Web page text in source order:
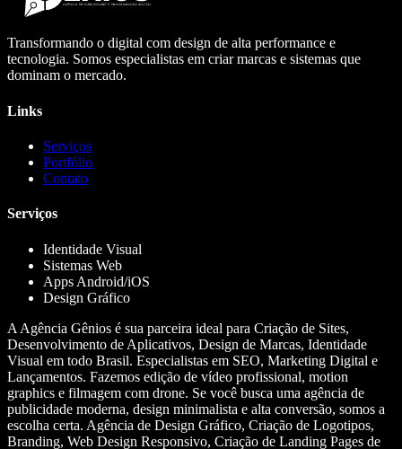
Transformando o digital com design de alta performance e
tecnologia. Somos especialistas em criar marcas e sistemas que
dominam o mercado.
Links
Serviços
Portfólio
Contato
Serviços
Identidade Visual
Sistemas Web
Apps Android/iOS
Design Gráfico
A Agência Gênios é sua parceira ideal para Criação de Sites,
Desenvolvimento de Aplicativos, Design de Marcas, Identidade
Visual em todo Brasil. Especialistas em SEO, Marketing Digital e
Lançamentos. Fazemos edição de vídeo profissional, motion
graphics e filmagem com drone. Se você busca uma agência de
publicidade moderna, design minimalista e alta conversão, somos a
escolha certa. Agência de Design Gráfico, Criação de Logotipos,
Branding, Web Design Responsivo, Criação de Landing Pages de